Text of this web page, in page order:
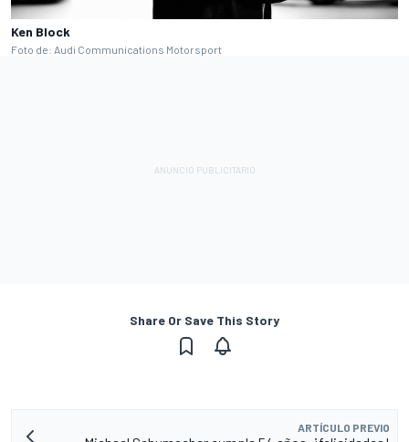
Ken Block
Foto de: Audi Communications Motorsport
Share Or Save This Story
ARTÍCULO PREVIO